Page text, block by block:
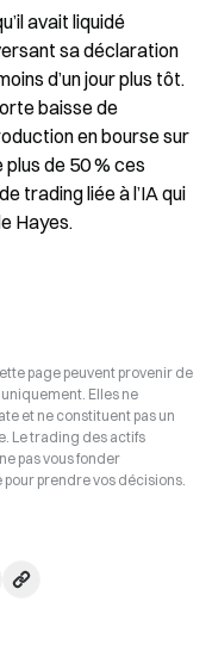
avait liquidé
sa déclaration
d’un jour plus tôt.
baisse de
en bourse sur
de 50 % ces
trading liée à l’IA qui
Hayes.
page peuvent provenir de
Elles ne
et ne constituent pas un
Le trading des actifs
pas vous fonder
prendre vos décisions.